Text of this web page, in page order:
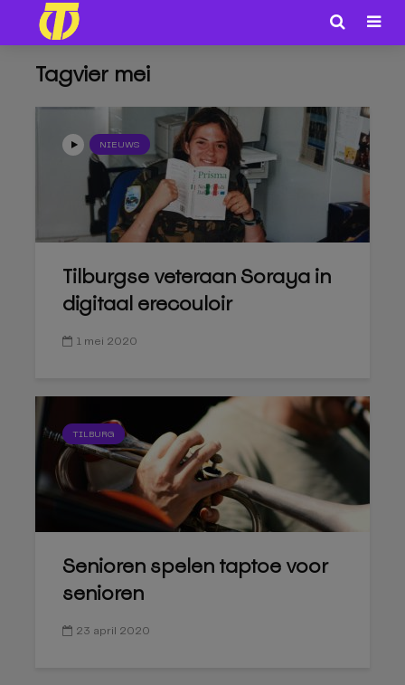
Tagvier mei
NIEUWS
Tilburgse veteraan Soraya in
digitaal erecouloir
1 mei 2020
TILBURG
Senioren spelen taptoe voor
senioren
23 april 2020